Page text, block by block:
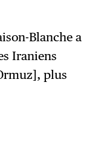
Blanche a
Iraniens
plus